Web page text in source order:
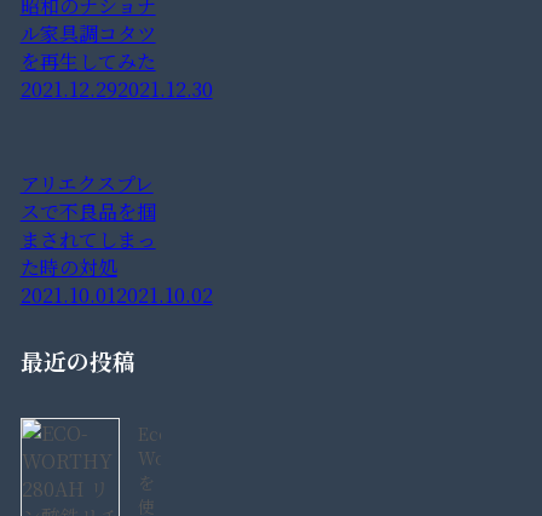
昭和のナショナ
ル家具調コタツ
を再生してみた
2021.12.292021.12.30
アリエクスプレ
スで不良品を掴
まされてしまっ
た時の対処
2021.10.012021.10.02
最近の投稿
Eco-
Worthy280AH
を
使